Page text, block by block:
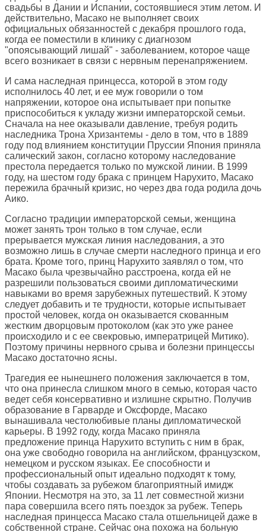
свадьбы в Дании и Испании, состоявшиеся этим летом. И
действительно, Масако не выполняет своих
официальных обязанностей с декабря прошлого года,
когда ее поместили в клинику с диагнозом
"опоясывающий лишай" - заболеванием, которое чаще
всего возникает в связи с нервным перенапряжением.
И сама наследная принцесса, которой в этом году
исполнилось 40 лет, и ее муж говорили о том
напряжении, которое она испытывает при попытке
приспособиться к укладу жизни императорской семьи.
Сначала на нее оказывали давление, требуя родить
наследника Трона Хризантемы - дело в том, что в 1889
году под влиянием конституции Пруссии Япония приняла
салический закон, согласно которому наследование
престола передается только по мужской линии. В 1999
году, на шестом году брака с принцем Нарухито, Масако
пережила брачный кризис, но через два года родила дочь
Аико.
Согласно традиции императорской семьи, женщина
может занять трон только в том случае, если
прерывается мужская линия наследования, а это
возможно лишь в случае смерти наследного принца и его
брата. Кроме того, принц Нарухито заявлял о том, что
Масако была чрезвычайно расстроена, когда ей не
разрешили пользоваться своими дипломатическими
навыками во время зарубежных путешествий. К этому
следует добавить и те трудности, которые испытывает
простой человек, когда он оказывается скованным
жестким дворцовым протоколом (как это уже ранее
происходило и с ее свекровью, императрицей Митико).
Поэтому причины нервного срыва и болезни принцессы
Масако достаточно ясны.
Трагедия ее нынешнего положения заключается в том,
что она принесла слишком много в семью, которая часто
ведет себя консервативно и излишне скрытно. Получив
образование в Гарварде и Оксфорде, Масако
вынашивала честолюбивые планы дипломатической
карьеры. В 1992 году, когда Масако приняла
предложение принца Нарухито вступить с ним в брак,
она уже свободно говорила на английском, французском,
немецком и русском языках. Ее способности и
профессиональный опыт идеально подходят к тому,
чтобы создавать за рубежом благоприятный имидж
Японии. Несмотря на это, за 11 лет совместной жизни
пара совершила всего пять поездок за рубеж. Теперь
наследная принцесса Масако стала отшельницей даже в
собственной стране. Сейчас она похожа на больную